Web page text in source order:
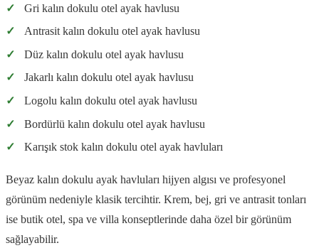
✓
Gri kalın dokulu otel ayak havlusu
✓
Antrasit kalın dokulu otel ayak havlusu
✓
Düz kalın dokulu otel ayak havlusu
✓
Jakarlı kalın dokulu otel ayak havlusu
✓
Logolu kalın dokulu otel ayak havlusu
✓
Bordürlü kalın dokulu otel ayak havlusu
✓
Karışık stok kalın dokulu otel ayak havluları
Beyaz kalın dokulu ayak havluları hijyen algısı ve profesyonel
görünüm nedeniyle klasik tercihtir. Krem, bej, gri ve antrasit tonları
ise butik otel, spa ve villa konseptlerinde daha özel bir görünüm
sağlayabilir.